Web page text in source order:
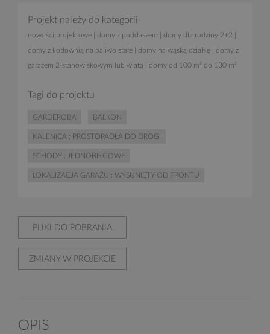
Projekt należy do kategorii
nowości projektowe domy z poddaszem domy dla rodziny 2+2
domy z kotłownią na paliwo stałe domy na wąską działkę domy z
garażem 2-stanowiskowym lub wiatą domy od 100 m² do 130 m²
Tagi do projektu
GARDEROBA BALKON
KALENICA : PROSTOPADŁA DO DROGI
SCHODY : JEDNOBIEGOWE
LOKALIZACJA GARAŻU : WYSUNIĘTY OD FRONTU
PLIKI DO POBRANIA
ZMIANY W PROJEKCIE
OPIS